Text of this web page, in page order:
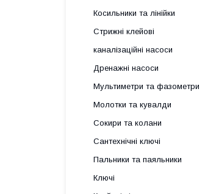
Косильники та лінійки
Стрижні клейові
каналізаційні насоси
Дренажні насоси
Мультиметри та фазометри
Молотки та кувалди
Сокири та колани
Сантехнічні ключі
Пальники та паяльники
Ключі